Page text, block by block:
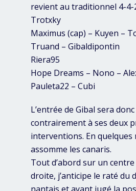
revient au traditionnel 4-4-
Trotxky
Maximus (cap) – Kuyen –
Truand – Gibaldipontin
Riera95
Hope Dreams – Nono –
Pauleta22 – Cubi
L’entrée de Gibal sera
contrairement à ses deux
interventions. En quelques
assomme les canaris.
Tout d’abord sur un
droite, j’anticipe le raté du